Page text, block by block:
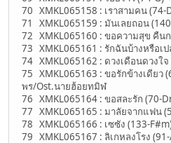
70 XMKL065158 : เราสามคน (74-
71 XMKL065159 : มันเลยถอน
72 XMKL065160 : ขอความสุข คืน
73 XMKL065161 : รักฉันบ้างหรือเป
74 XMKL065162 : ดวงเดือนดวงใ
75 XMKL065163 : ขอรักข้างเดียว
พร/Ost.นายฮ้อยทมิฬ
76 XMKL065164 : ขอสละรัก (70-
77 XMKL065165 : มาลัยจากแฟน
78 XMKL065166 : เซซัง (133-
79 XMKL065167 : ลิเกหลงโรง